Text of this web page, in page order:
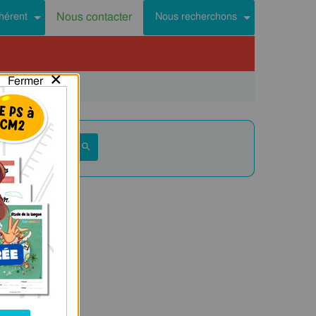
Nous contacter Nous recherchons
Fermer×